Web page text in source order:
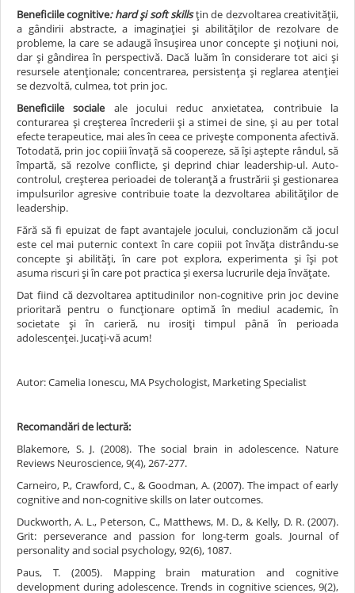
Beneficiile cognitive: hard și soft skillsțin de dezvoltarea creativității,
a gândirii abstracte, a imaginației și abilităților de rezolvare de
probleme, la care se adaugă însușirea unor concepte și noțiuni noi,
dar și gândirea în perspectivă. Dacă luăm în considerare tot aici și
resursele atenționale; concentrarea, persistența și reglarea atenției
se dezvoltă, culmea, tot prin joc.
Beneficiile socialeale jocului reduc anxietatea, contribuie la
conturarea și creșterea încrederii și a stimei de sine, și au per total
efecte terapeutice, mai ales în ceea ce privește componenta afectivă.
Totodată, prin joc copiii învață să coopereze, să își aștepte rândul, să
împartă, să rezolve conflicte, și deprind chiar leadership-ul. Auto-
controlul, creșterea perioadei de toleranță a frustrării și gestionarea
impulsurilor agresive contribuie toate la dezvoltarea abilităților de
leadership.
Fără să fi epuizat de fapt avantajele jocului, concluzionăm că jocul
este cel mai puternic context în care copiii pot învăța distrându-se
concepte și abilități, în care pot explora, experimenta și își pot
asuma riscuri și în care pot practica și exersa lucrurile deja învățate.
Dat fiind că dezvoltarea aptitudinilor non-cognitive prin joc devine
prioritară pentru o funcționare optimă în mediul academic, în
societate și în carieră, nu irosiți timpul până în perioada
adolescenței. Jucați-vă acum!
Autor: Camelia Ionescu, MA Psychologist, Marketing Specialist
Recomandări de lectură:
Blakemore, S. J. (2008). The social brain in adolescence. Nature
Reviews Neuroscience, 9(4), 267-277.
Carneiro, P., Crawford, C., & Goodman, A. (2007). The impact of early
cognitive and non-cognitive skills on later outcomes.
Duckworth, A. L., Peterson, C., Matthews, M. D., & Kelly, D. R. (2007).
Grit: perseverance and passion for long-term goals. Journal of
personality and social psychology, 92(6), 1087.
Paus, T. (2005). Mapping brain maturation and cognitive
development during adolescence. Trends in cognitive sciences, 9(2),